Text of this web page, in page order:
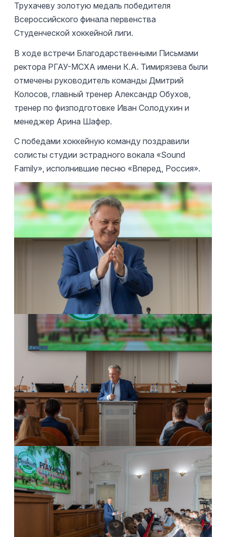
Трухачеву золотую медаль победителя
Всероссийского финала первенства
Студенческой хоккейной лиги.
В ходе встречи Благодарственными Письмами
ректора РГАУ-МСХА имени К.А. Тимирязева были
отмечены руководитель команды Дмитрий
Колосов, главный тренер Александр Обухов,
тренер по физподготовке Иван Солодухин и
менеджер Арина Шафер.
С победами хоккейную команду поздравили
солисты студии эстрадного вокала «Sound
Family», исполнившие песню «Вперед, Россия».